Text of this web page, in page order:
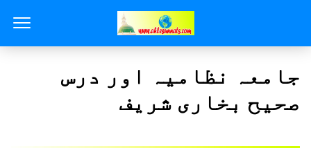
جامعہ نظامیہ اور درس
صحیح بخاری شریف